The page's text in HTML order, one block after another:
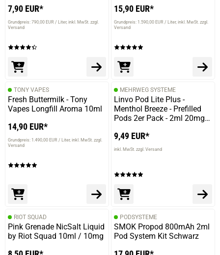
Die Bewertung erfolgte ohne Abgabe eines Kommentars
13.05.2024 — via
Trustedshops.de
verifizierter Onlinekauf.
Die Bewertung erfolgte ohne Abgabe eines Kommentars
07.05.2024 — via
Trustedshops.de
verifizierter Onlinekauf.
06.02.2024 — viaTrustedshops.de
Taner D.
7,90 EUR*
Grundpreis: 790,00 EUR / Liter inkl. MwSt. zzgl.
Versand
15,90 EUR*
Grundpreis: 1.590,00 EUR / Liter inkl. MwSt. zzgl.
Versand
TONY VAPES
Fresh Buttermilk - Tony
Vapes Longfill Aroma 10ml
14,90 EUR*
Grundpreis: 1.490,00 EUR / Liter inkl. MwSt. zzgl.
Versand
MEHRWEG SYSTEME
Linvo Pod Lite Plus -
Menthol Breeze - Prefilled
Pods 2er Pack - 2ml 20mg
9,49 EUR*
inkl. MwSt. zzgl. Versand
RIOT SQUAD
Pink Grenade NicSalt Liquid
by Riot Squad 10ml / 10mg
PODSYSTEME
SMOK Propod 800mAh 2ml
Pod System Kit Schwarz